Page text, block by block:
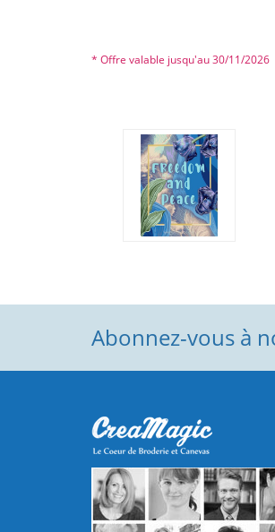
* Offre valable jusqu'au 30/11/2026
Abonnez-vous à